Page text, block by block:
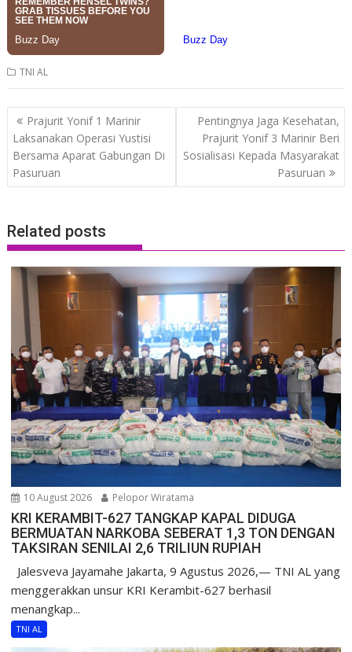
TNI AL
Post
navigation
Prajurit Yonif 1 Marinir
Laksanakan Operasi Yustisi
Bersama Aparat Gabungan Di
Pasuruan
Pentingnya Jaga Kesehatan,
Prajurit Yonif 3 Marinir Beri
Sosialisasi Kepada Masyarakat
Pasuruan
Related posts
10 August 2026 Pelopor Wiratama
KRI KERAMBIT-627 TANGKAP KAPAL DIDUGA
BERMUATAN NARKOBA SEBERAT 1,3 TON DENGAN
TAKSIRAN SENILAI 2,6 TRILIUN RUPIAH
Jalesveva Jayamahe Jakarta, 9 Agustus 2026,— TNI AL yang
menggerakkan unsur KRI Kerambit-627 berhasil
menangkap...
TNI AL